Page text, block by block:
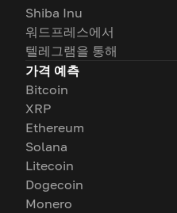
Shiba Inu
워드프레스에서
텔레그램을 통해
가격 예측
Bitcoin
XRP
Ethereum
Solana
Litecoin
Dogecoin
Monero